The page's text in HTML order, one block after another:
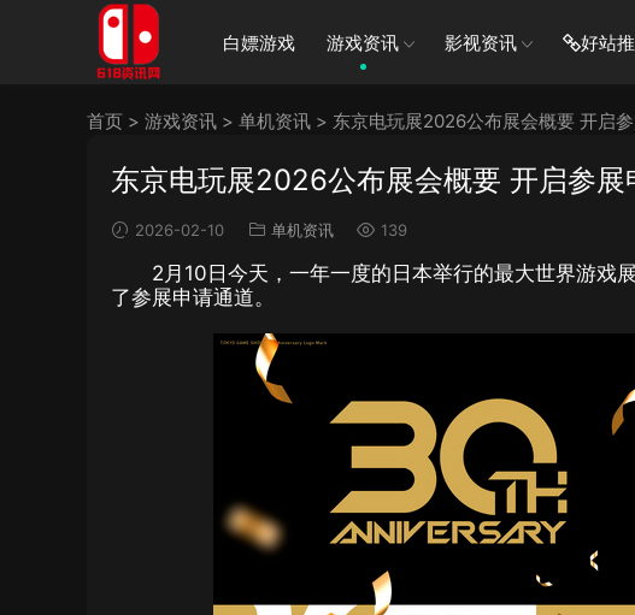
白嫖游戏 游戏资讯 影视资讯 好站
首页 > 游戏资讯 > 单机资讯 > 东京电玩展2026公布展会概要 开启
东京电玩展2026公布展会概要 开启参展
2026-02-10 单机资讯 139
2月10日今天，一年一度的日本举行的最大世界游戏
了参展申请通道。